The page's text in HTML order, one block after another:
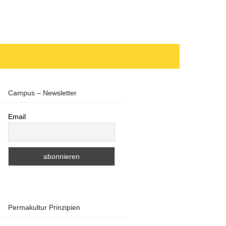
Campus – Newsletter
Email
Permakultur Prinzipien